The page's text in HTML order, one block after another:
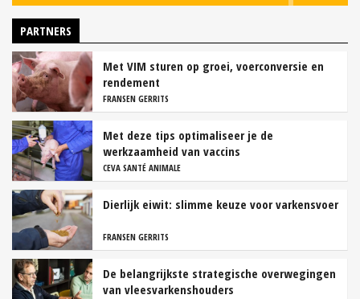
PARTNERS
Met VIM sturen op groei, voerconversie en
rendement
FRANSEN GERRITS
Met deze tips optimaliseer je de
werkzaamheid van vaccins
CEVA SANTÉ ANIMALE
Dierlijk eiwit: slimme keuze voor varkensvoer
FRANSEN GERRITS
De belangrijkste strategische overwegingen
van vleesvarkenshouders